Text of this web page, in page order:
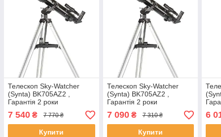
Телескоп Sky-Watcher
(Synta) BK705AZ2 ,
Гарантія 2 роки
7 540 ₴ 7 770 ₴
Купити
Телескоп Sky-Watcher
(Synta) BK705AZ2 ,
Гарантія 2 роки
7 090₴ 7 310 ₴
Купити
6